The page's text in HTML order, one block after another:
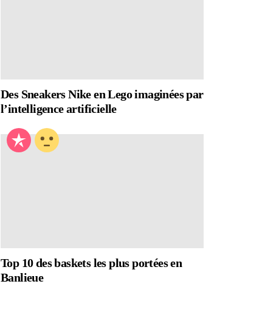
Des Sneakers Nike en Lego imaginées par
l’intelligence artificielle
Top 10 des baskets les plus portées en
Banlieue